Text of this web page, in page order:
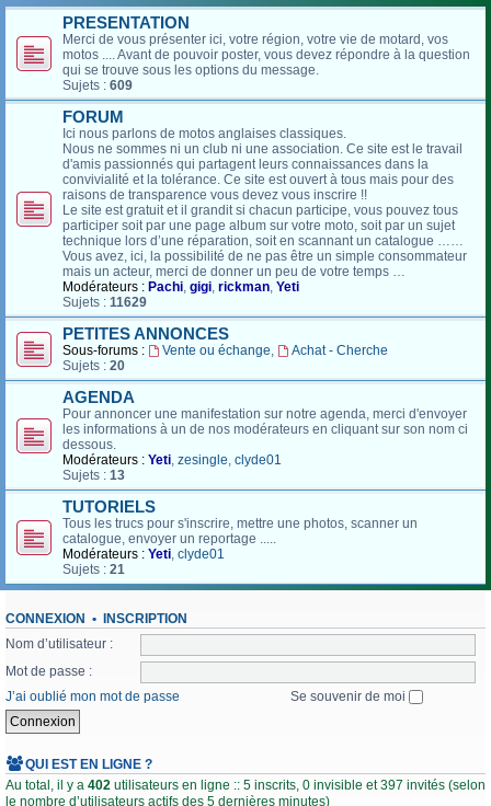
PRESENTATION
Merci de vous présenter ici, votre région, votre vie de motard, vos
motos .... Avant de pouvoir poster, vous devez répondre à la question
qui se trouve sous les options du message.
Sujets : 609
FORUM
Ici nous parlons de motos anglaises classiques.
Nous ne sommes ni un club ni une association. Ce site est le travail
d'amis passionnés qui partagent leurs connaissances dans la
convivialité et la tolérance. Ce site est ouvert à tous mais pour des
raisons de transparence vous devez vous inscrire !!
Le site est gratuit et il grandit si chacun participe, vous pouvez tous
participer soit par une page album sur votre moto, soit par un sujet
technique lors d’une réparation, soit en scannant un catalogue ……
Vous avez, ici, la possibilité de ne pas être un simple consommateur
mais un acteur, merci de donner un peu de votre temps …
Modérateurs : Pachi, gigi, rickman, Yeti
Sujets : 11629
PETITES ANNONCES
Sous-forums : Vente ou échange,
Achat - Cherche
Sujets : 20
AGENDA
Pour annoncer une manifestation sur notre agenda, merci d'envoyer
les informations à un de nos modérateurs en cliquant sur son nom ci
dessous.
Modérateurs : Yeti, zesingle, clyde01
Sujets : 13
TUTORIELS
Tous les trucs pour s'inscrire, mettre une photos, scanner un
catalogue, envoyer un reportage .....
Modérateurs : Yeti, clyde01
Sujets : 21
CONNEXION • INSCRIPTION
Nom d’utilisateur :
Mot de passe :
J’ai oublié mon mot de passe
Se souvenir de moi
QUI EST EN LIGNE ?
Au total, il y a 402 utilisateurs en ligne :: 5 inscrits, 0 invisible et 397 invités (selon
le nombre d’utilisateurs actifs des 5 dernières minutes)